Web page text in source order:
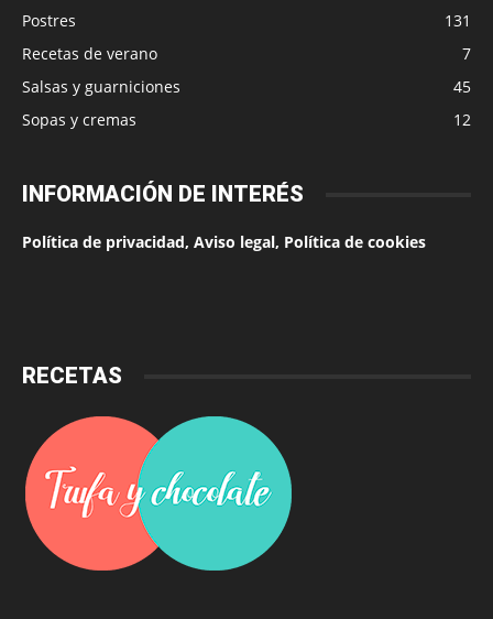
Postres
131
Recetas de verano
7
Salsas y guarniciones
45
Sopas y cremas
12
INFORMACIÓN DE INTERÉS
Política de privacidad, Aviso legal, Política de cookies
RECETAS